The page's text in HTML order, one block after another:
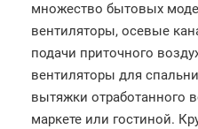
множество бытовых
вентиляторы, осевые
подачи приточного
вентиляторы для
вытяжки отработанного
маркете или гостиной.